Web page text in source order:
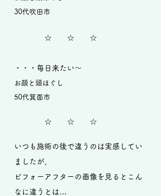
30代吹田市
​ ☆ ☆ ☆
・・・毎日来たい～
お顔と頭ほぐし
50代箕面市
☆ ☆ ☆
いつも施術の後で違うのは実感してい
ましたが、
ビフォーアフターの画像を見るとこん
なに違うとは…